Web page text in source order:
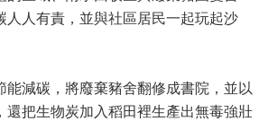
人人有責，並與社區居民一起玩起沙
能減碳，將廢棄豬舍翻修成書院，並以
還把生物炭加入稻田裡生產出無毒強壯